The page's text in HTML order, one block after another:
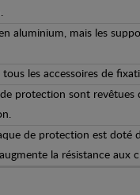
aluminium, mais les
tous les accessoires de
de protection sont revêtues
de protection est doté
la résistance aux